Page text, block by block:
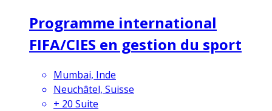
Programme international
FIFA/CIES en gestion du sport
Mumbai, Inde
Neuchâtel, Suisse
+ 20 Suite